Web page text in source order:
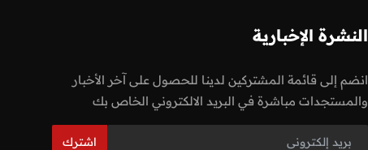
النشرة الإخبارية
انضم إلى قائمة المشتركين لدينا للحصول على آخر الأخبار
والمستجدات مباشرة في البريد الالكتروني الخاص بك
اشترك